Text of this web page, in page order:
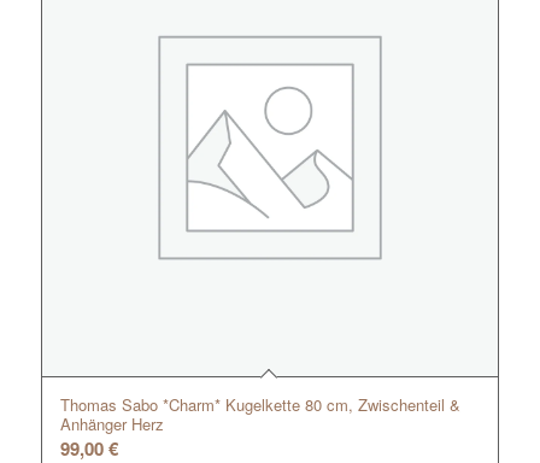
Thomas Sabo *Charm* Kugelkette 80 cm, Zwischenteil &
Anhänger Herz
99,00€